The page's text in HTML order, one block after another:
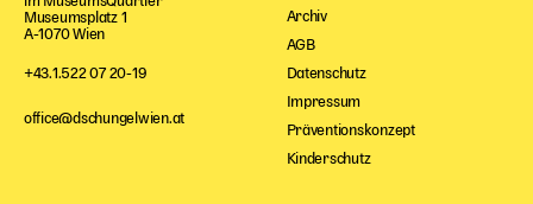
Karten + Preise
Anfahrt
Café
Museumsplatz 1
A-1070 Wien
+43.1.522 07 20-19
office@dschungelwien.at
Archiv
AGB
Datenschutz
Impressum
Präventionskonzept
Kinderschutz